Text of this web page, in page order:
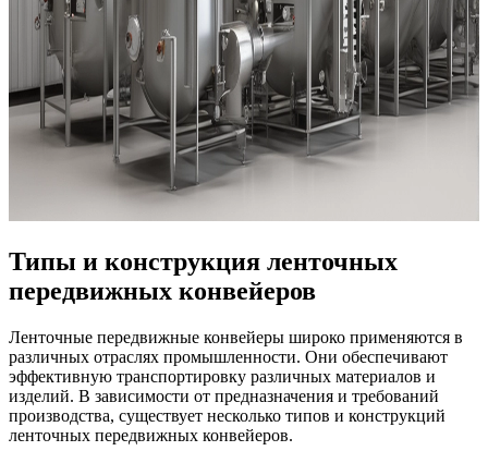
Типы и конструкция ленточных
передвижных конвейеров
Ленточные передвижные конвейеры широко применяются в
различных отраслях промышленности. Они обеспечивают
эффективную транспортировку различных материалов и
изделий. В зависимости от предназначения и требований
производства, существует несколько типов и конструкций
ленточных передвижных конвейеров.